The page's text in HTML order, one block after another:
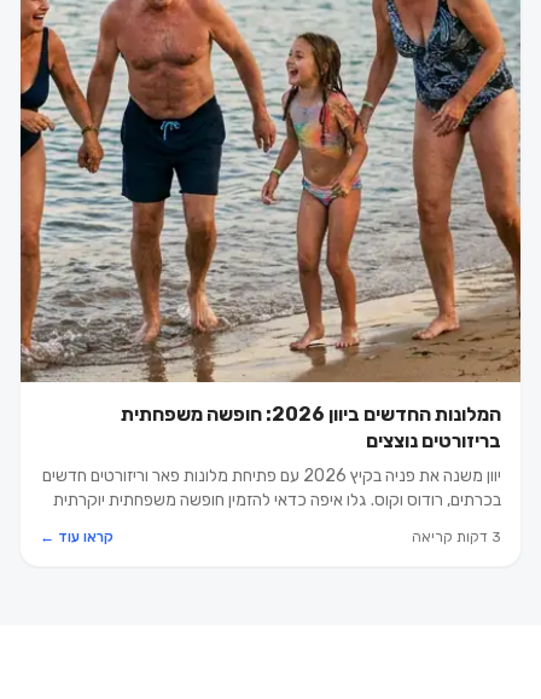
המלונות החדשים ביוון 2026: חופשה משפחתית
בריזורטים נוצצים
יוון משנה את פניה בקיץ 2026 עם פתיחת מלונות פאר וריזורטים חדשים
בכרתים, רודוס וקוס. גלו איפה כדאי להזמין חופשה משפחתית יוקרתית
3 דקות קריאה קראו עוד ←